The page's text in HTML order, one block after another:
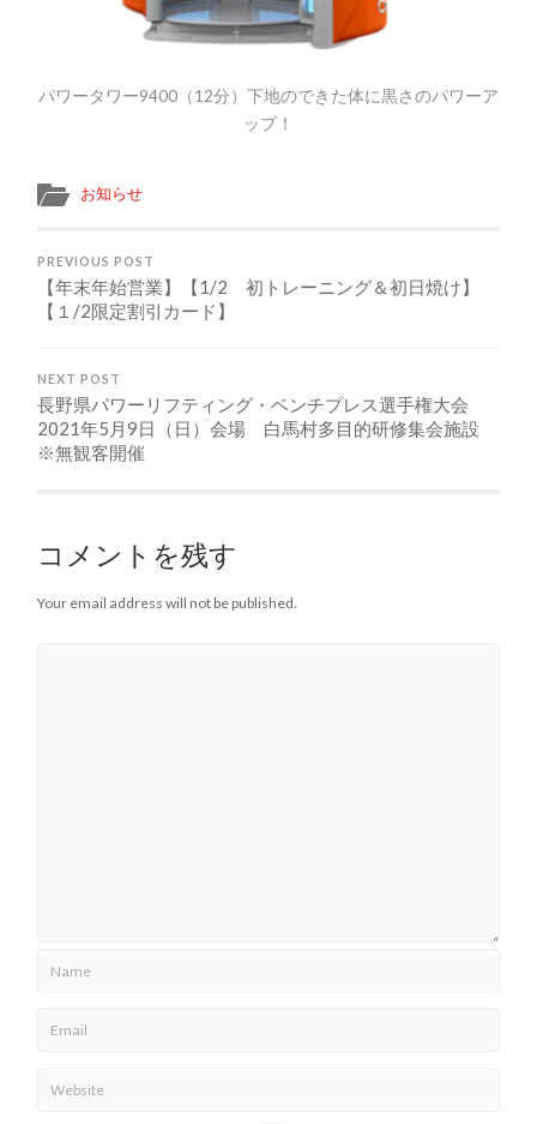
パワータワー9400（12分）下地のできた体に黒さのパワーア
ップ！
お知らせ
PREVIOUS POST
【年末年始営業】【1/2 初トレーニング＆初日焼け】
【１/2限定割引カード】
NEXT POST
長野県パワーリフティング・ベンチプレス選手権大会
2021年5月9日（日）会場 白馬村多目的研修集会施設
※無観客開催
コメントを残す
Your email address will not be published.